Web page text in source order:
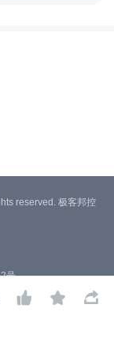
  
reserved. 极客邦控
号